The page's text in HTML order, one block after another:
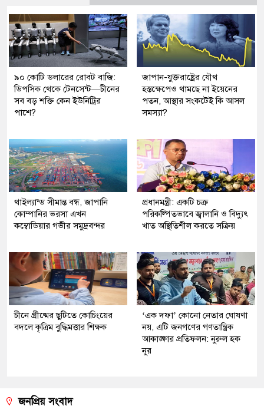
৯০ কোটি ডলারের রোবট বাজি:
ডিপসিক থেকে টেনসেন্ট—চীনের
সব বড় শক্তি কেন ইউনিট্রির
পাশে?
জাপান-যুক্তরাষ্ট্রের যৌথ
হস্তক্ষেপেও থামছে না ইয়েনের
পতন, আস্থার সংকটেই কি আসল
সমস্যা?
থাইল্যান্ড সীমান্ত বন্ধ, জাপানি
কোম্পানির ভরসা এখন
কম্বোডিয়ার গভীর সমুদ্রবন্দর
প্রধানমন্ত্রী: একটি চক্র
পরিকল্পিতভাবে জ্বালানি ও বিদ্যুৎ
খাত অস্থিতিশীল করতে সক্রিয়
চীনে গ্রীষ্মের ছুটিতে কোচিংয়ের
বদলে কৃত্রিম বুদ্ধিমত্তার শিক্ষক
‘এক দফা’ কোনো নেতার ঘোষণা
নয়, এটি জনগণের গণতান্ত্রিক
আকাঙ্ক্ষার প্রতিফলন: নুরুল হক
নুর
জনপ্রিয় সংবাদ